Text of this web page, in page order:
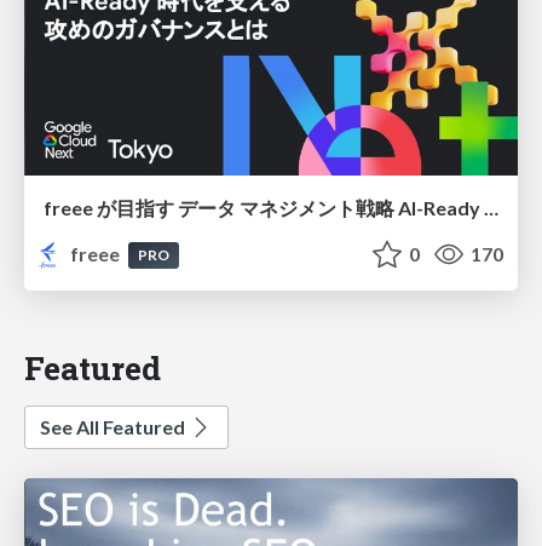
freee が目指す データ マネジメント戦略 AI-Ready 時代を支える 攻めのガバナンスとは
freee
PRO 0 170
Featured
See All Featured